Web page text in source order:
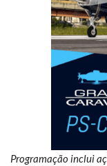
Programação inclui